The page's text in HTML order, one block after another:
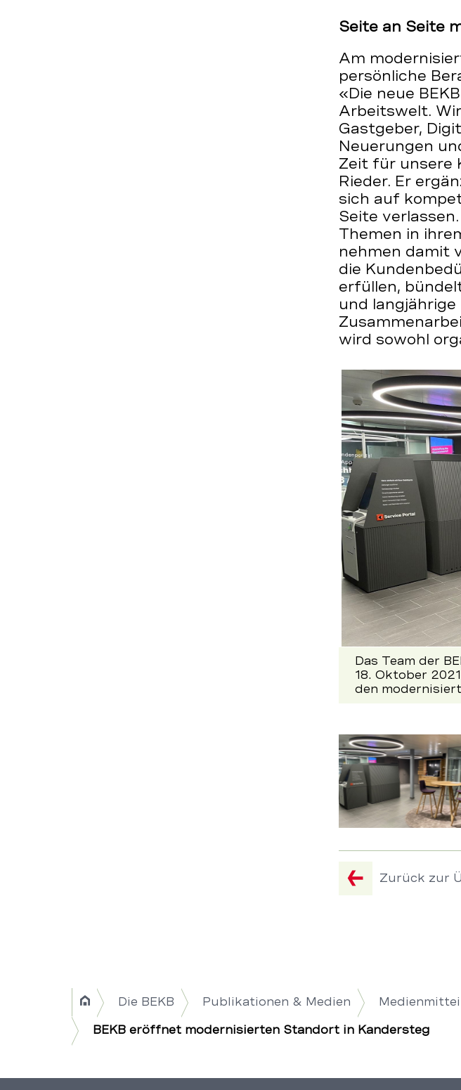
Seite an Seite
Am
persönliche
«Die neue
Arbeitswelt.
Gastgeber,
Neuerungen
Zeit für unsere
Rieder. Er
sich auf
Seite
Themen in
nehmen damit
die
erfüllen,
und
wird sowohl
Das Team der
18. Oktober
den
Nachfolgend
kann
die
obige
Bilddetailansicht
verändert
werden.
Zurück zur
Breadcrumb
Navigation
Home
Die BEKB Publikationen & Medien
BEKB eröffnet modernisierten Standort in Kandersteg